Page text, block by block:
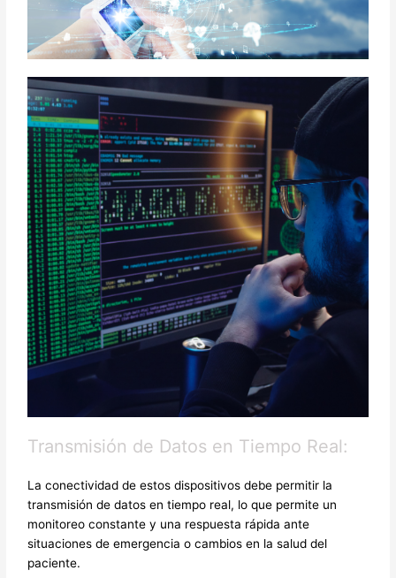
Transmisión de Datos en Tiempo Real:
La conectividad de estos dispositivos debe permitir la
transmisión de datos en tiempo real, lo que permite un
monitoreo constante y una respuesta rápida ante
situaciones de emergencia o cambios en la salud del
paciente.